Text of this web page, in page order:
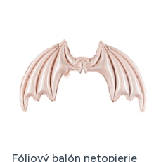
Fóliový balón netopierie